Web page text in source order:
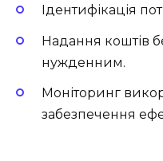
Ідентифікація
Надання коштів
нужденним.
Моніторинг
забезпечення